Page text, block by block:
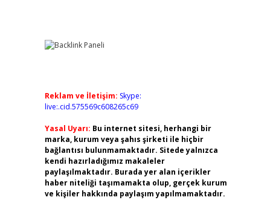
Reklam ve İletişim: Skype:
live:.cid.575569c608265c69
Yasal Uyarı: Bu internet sitesi, herhangi bir
marka, kurum veya şahıs şirketi ile hiçbir
bağlantısı bulunmamaktadır. Sitede yalnızca
kendi hazırladığımız makaleler
paylaşılmaktadır. Burada yer alan içerikler
haber niteliği taşımamakta olup, gerçek kurum
ve kişiler hakkında paylaşım yapılmamaktadır.